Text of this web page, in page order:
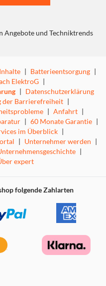
siegreiches Köpfchen
Spielplanes sorgt für
versetzen
Jahres 2011
unter 3 Jahren.
Angebote und Techniktrends
| Batterieentsorgung |
ElektroG |
| Datenschutzerklärung
der Barrierefreiheit |
| Anfahrt |
| 60 Monate Garantie |
im Überblick |
| Unternehmer werden |
|
expert
folgende Zahlarten